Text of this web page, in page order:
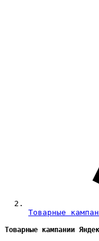
Товарные
Товарные кампании